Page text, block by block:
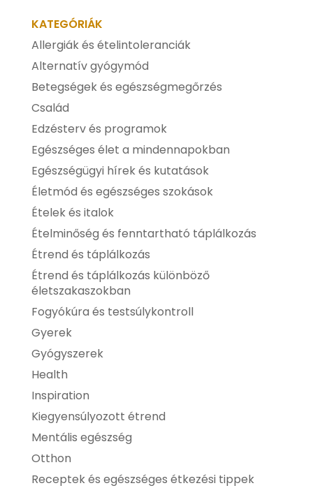
KATEGÓRIÁK
Allergiák és ételintoleranciák
Alternatív gyógymód
Betegségek és egészségmegőrzés
Család
Edzésterv és programok
Egészséges élet a mindennapokban
Egészségügyi hírek és kutatások
Életmód és egészséges szokások
Ételek és italok
Ételminőség és fenntartható táplálkozás
Étrend és táplálkozás
Étrend és táplálkozás különböző
életszakaszokban
Fogyókúra és testsúlykontroll
Gyerek
Gyógyszerek
Health
Inspiration
Kiegyensúlyozott étrend
Mentális egészség
Otthon
Receptek és egészséges étkezési tippek